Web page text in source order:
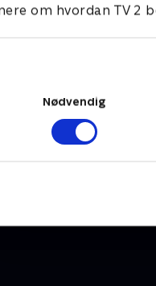
om hvordan TV 2
Nødvendig